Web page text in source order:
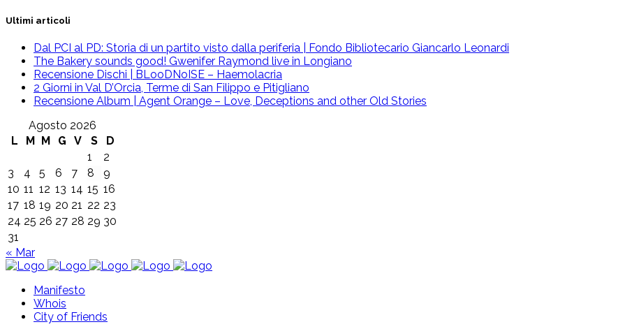
Ultimi articoli
Dal PCI al PD: Storia di un partito visto dalla periferia | Fondo Bibliotecario Giancarlo Leonardi
The Bakery sounds good! Gwenifer Raymond live in Longiano
Recensione Dischi | BLooDNoISE – Haemolacria
2 Giorni in Val D’Orcia, Terme di San Filippo e Pitigliano
Recensione Album | Agent Orange – Love, Deceptions and other Old Stories
Agosto 2026
L
M M G V S
D
1
2
3
4 5 6 7 8
9
10 11 12 13 14 15 16
17 18 19 20 21 22 23
24 25 26 27 28 29 30
31
« Mar
Manifesto
Whois
City of Friends